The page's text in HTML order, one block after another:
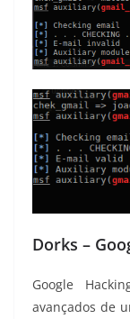
Dorks –
Google
avançados de